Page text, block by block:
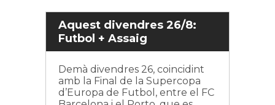
Aquest divendres 26/8:
Futbol + Assaig
Demà divendres 26, coincidint
amb la Final de la Supercopa
d’Europa de Futbol, entre el FC